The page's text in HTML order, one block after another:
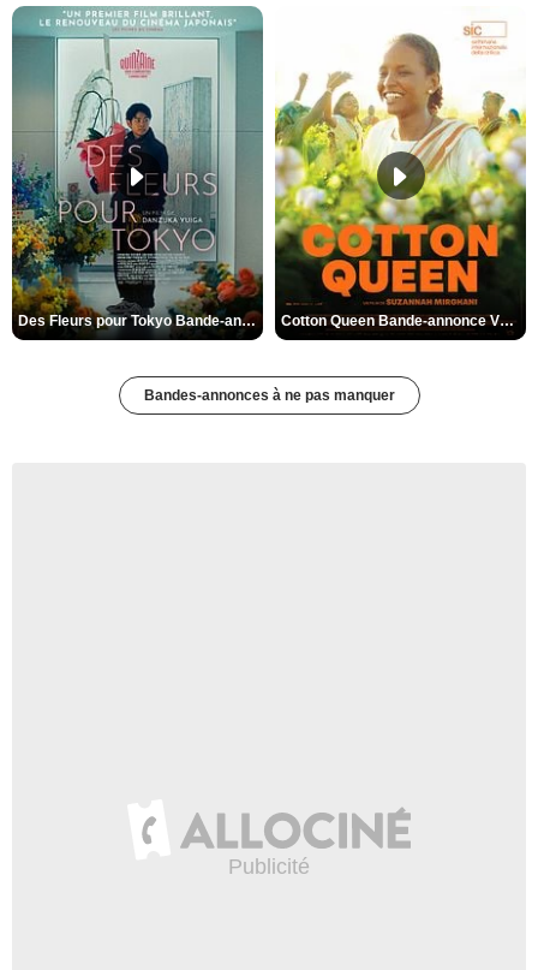
Des Fleurs pour Tokyo Bande-annonce VO STFR Cotton Queen Bande-annonce VO STFR
Bandes-annonces à ne pas manquer